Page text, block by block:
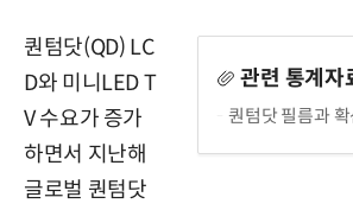
관련 통계자
퀀텀닷 필름과
퀀텀닷(QD) LC
D와 미니LED T
V 수요가 증가
하면서 지난해
글로벌 퀀텀닷